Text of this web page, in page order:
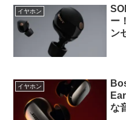
イヤホン
ー
ン
イヤホン
な